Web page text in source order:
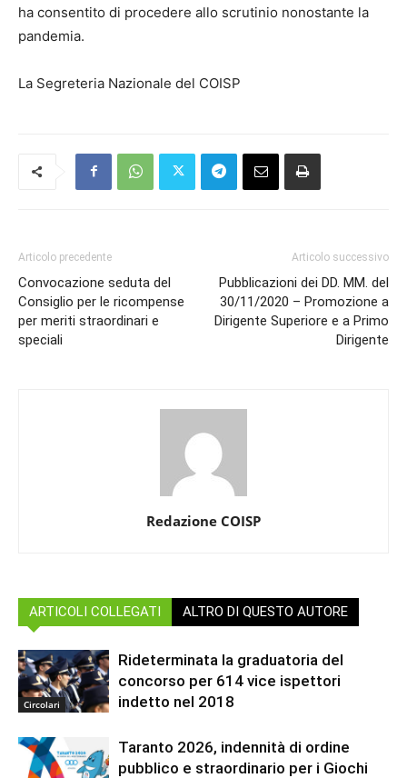
ha consentito di procedere allo scrutinio nonostante la
pandemia.
La Segreteria Nazionale del COISP
Articolo precedente
Convocazione seduta del
Consiglio per le ricompense
per meriti straordinari e
speciali
Articolo successivo
Pubblicazioni dei DD. MM. del
30/11/2020 – Promozione a
Dirigente Superiore e a Primo
Dirigente
Redazione COISP
ARTICOLI COLLEGATI ALTRO DI QUESTO AUTORE
Circolari
Rideterminata la graduatoria del
concorso per 614 vice ispettori
indetto nel 2018
Taranto 2026, indennità di ordine
pubblico e straordinario per i Giochi